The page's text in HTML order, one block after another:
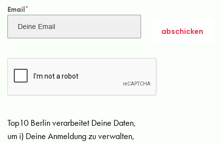
Email*
Top10 Berlin verarbeitet Deine Daten,
um i) Deine Anmeldung zu verwalten,